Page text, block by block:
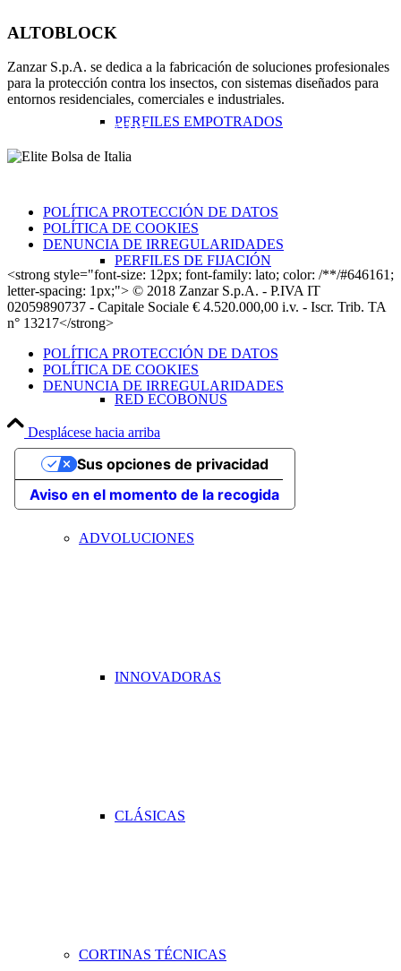
PERFILES EMPOTRADOS
PERFILES DE FIJACIÓN
RED ECOBONUS
ADVOLUCIONES
INNOVADORAS
CLÁSICAS
CORTINAS TÉCNICAS
ALTOBLOCK
Zanzar S.p.A. se dedica a la fabricación de soluciones profesionales
para la protección contra los insectos, con sistemas diseñados para
entornos residenciales, comerciales e industriales.
RECONOCIMIENTOS
POLÍTICA PROTECCIÓN DE DATOS
POLÍTICA DE COOKIES
DENUNCIA DE IRREGULARIDADES
<strong style="font-size: 12px; font-family: lato; color: /**/#646161;
letter-spacing: 1px;"> © 2018 Zanzar S.p.A. - P.IVA IT
02059890737 - Capitale Sociale € 4.520.000,00 i.v. - Iscr. Trib. TA
n° 13217</strong>
POLÍTICA PROTECCIÓN DE DATOS
POLÍTICA DE COOKIES
DENUNCIA DE IRREGULARIDADES
Desplácese hacia arriba
Aviso en el momento de la recogida
Sus opciones de privacidad